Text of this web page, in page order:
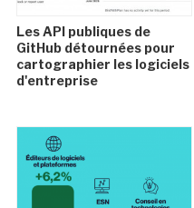
Les API publiques de
GitHub détournées pour
cartographier les logiciels
d'entreprise